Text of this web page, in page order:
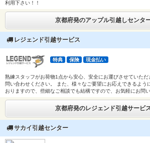
利用下さい！！
京都府発のアップル引越しセンタ
レジェンド引越サービス
特典 保険 現金払い
熟練スタッフがお荷物1点から安心、安全にお運びさせていた
問い合わせください。 また、様々なご要望にお応えできるよう
おりますので、些細なご相談でも結構ですので、お気軽にお問
京都府発のレジェンド引越サービ
サカイ引越センター